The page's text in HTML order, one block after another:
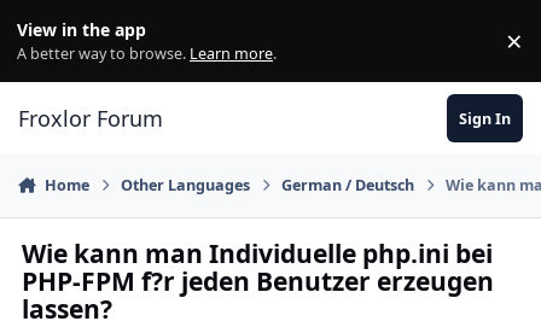
View in the app
A better way to browse. Learn more. ×
Froxlor Forum Sign In
Home Other Languages German / Deutsch Wie kann
Wie kann man Individuelle php.ini bei
PHP-FPM f?r jeden Benutzer erzeugen
lassen?